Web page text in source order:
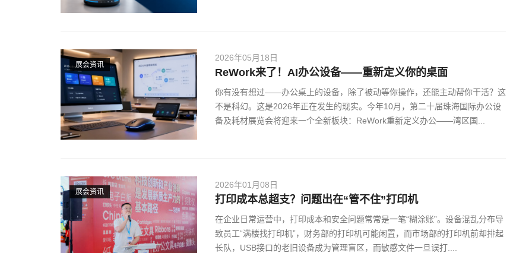
展会资讯
2026年05月18日
ReWork来了！AI办公设备——重新定义你的桌面
你有没有想过——办公桌上的设备，除了被动等你操作，还能主动帮你干活？这
不是科幻。这是2026年正在发生的现实。今年10月，第二十届珠海国际办公设
备及耗材展览会将迎来一个全新板块：ReWork重新定义办公——湾区国...
展会资讯
2026年01月08日
打印成本总超支？问题出在“管不住”打印机
在企业日常运营中，打印成本和安全问题常常是一笔“糊涂账”。设备混乱分布导
致员工“满楼找打印机”，财务部的打印机可能闲置，而市场部的打印机前却排起
长队，USB接口的老旧设备成为管理盲区，而敏感文件一旦误打....